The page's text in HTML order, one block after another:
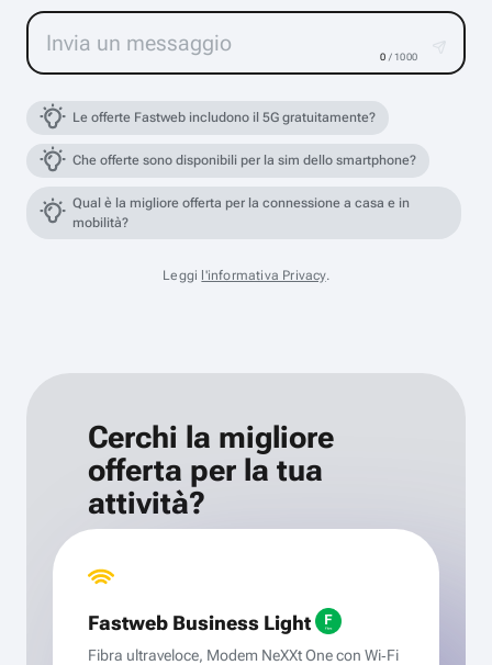
0 / 1000
Le offerte Fastweb includono il 5G gratuitamente?
Che offerte sono disponibili per la sim dello smartphone?
Qual è la migliore offerta per la connessione a casa e in
mobilità?
Leggi l'informativa Privacy.
Cerchi la migliore
offerta per la tua
attività?
Fastweb Business Light
Fibra ultraveloce, Modem NeXXt One con Wi‑Fi